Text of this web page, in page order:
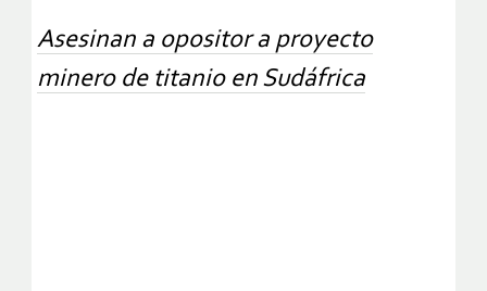
Asesinan a opositor a proyecto
minero de titanio en Sudáfrica